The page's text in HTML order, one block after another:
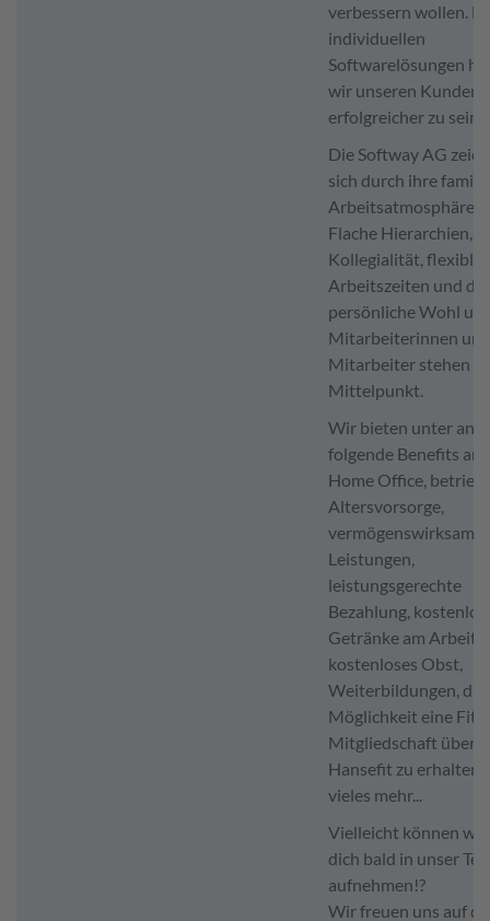
verbessern wollen.
individuellen
Softwarelösungen
wir unseren Kunden
erfolgreicher zu sein.
Die Softway AG
sich durch ihre
Arbeitsatmosphäre
Flache Hierarchien,
Kollegialität, flexible
Arbeitszeiten und
persönliche Wohl
Mitarbeiterinnen und
Mitarbeiter stehen
Mittelpunkt.
Wir bieten unter
folgende Benefits an:
Home Office,
Altersvorsorge,
vermögenswirksame
Leistungen,
leistungsgerechte
Bezahlung,
Getränke am
kostenloses Obst,
Weiterbildungen, die
Möglichkeit eine
Mitgliedschaft über
Hansefit zu erhalten
vieles mehr...
Vielleicht können wir
dich bald in unser
aufnehmen!?
Wir freuen uns auf